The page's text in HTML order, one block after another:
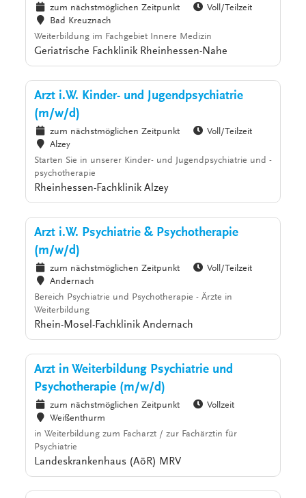
zum nächstmöglichen Zeitpunkt
Voll/Teilzeit
Bad Kreuznach
Weiterbildung im Fachgebiet Innere Medizin
Geriatrische Fachklinik Rheinhessen-Nahe
Arzt i.W. Kinder- und Jugendpsychiatrie
(m/w/d)
zum nächstmöglichen Zeitpunkt
Voll/Teilzeit
Alzey
Starten Sie in unserer Kinder- und Jugendpsychiatrie und -
psychotherapie
Rheinhessen-Fachklinik Alzey
Arzt i.W. Psychiatrie & Psychotherapie
(m/w/d)
zum nächstmöglichen Zeitpunkt
Voll/Teilzeit
Andernach
Bereich Psychiatrie und Psychotherapie - Ärzte in
Weiterbildung
Rhein-Mosel-Fachklinik Andernach
Arzt in Weiterbildung Psychiatrie und
Psychotherapie (m/w/d)
zum nächstmöglichen Zeitpunkt
Vollzeit
Weißenthurm
in Weiterbildung zum Facharzt / zur Fachärztin für
Psychiatrie
Landeskrankenhaus (AöR) MRV